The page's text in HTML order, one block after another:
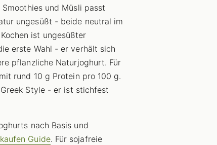
und Müsli passt
ungesüßt - beide neutral im
ist ungesüßter
erste Wahl - er verhält sich
pflanzliche Naturjoghurt. Für
rund 10 g Protein pro 100 g.
Style - er ist stichfest
nach Basis und
Guide. Für sojafreie